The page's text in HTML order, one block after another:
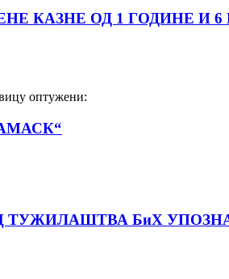
КАЗНЕ ОД 1 ГОДИНЕ И 6
оптужени:
ТУЖИЛАШТВА БиХ